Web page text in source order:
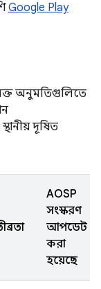
Google Play
অনুমতিগুলিতে
দূষিত
AOSP
সংস্করণ
আপডেট
করা
হয়েছে